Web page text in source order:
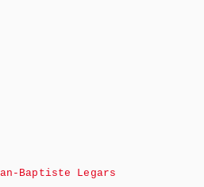
Baptiste Legars